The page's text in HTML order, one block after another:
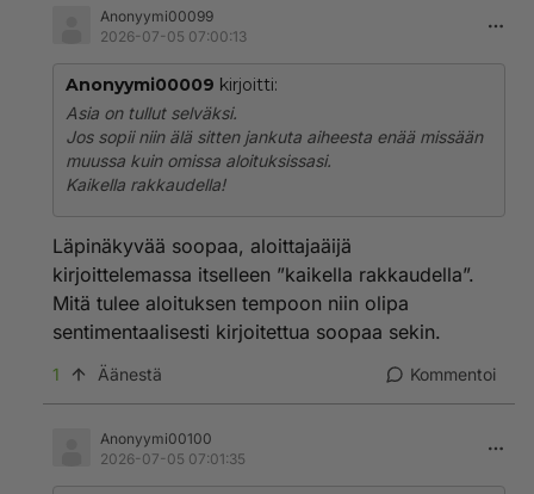
Anonyymi00099
2026-07-05 07:00:13
Anonyymi00009 kirjoitti:
Asia on tullut selväksi.
Jos sopii niin älä sitten jankuta aiheesta enää missään
muussa kuin omissa aloituksissasi.
Kaikella rakkaudella!
Läpinäkyvää soopaa, aloittajaäijä
kirjoittelemassa itselleen ”kaikella rakkaudella”.
Mitä tulee aloituksen tempoon niin olipa
sentimentaalisesti kirjoitettua soopaa sekin.
1 Äänestä Kommentoi
Anonyymi00100
2026-07-05 07:01:35